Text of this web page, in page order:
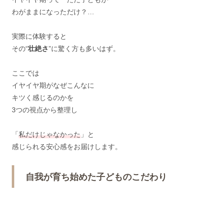
わがままになっただけ？…
実際に体験すると
その“壮絶さ”に驚く方も多いはず。
ここでは
イヤイヤ期がなぜこんなに
キツく感じるのかを
3つの視点から整理し
「 私だけじゃなかった 」と
感じられる安心感をお届けします。
自我が育ち始めた子どものこだわり